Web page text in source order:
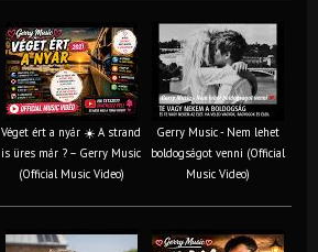
Véget ért a nyár ☀️ A strand
is üres már ? – Gerry Music
(Official Music Video)
Gerry Music - Nem lehet
boldogságot venni (Official
Music Video)